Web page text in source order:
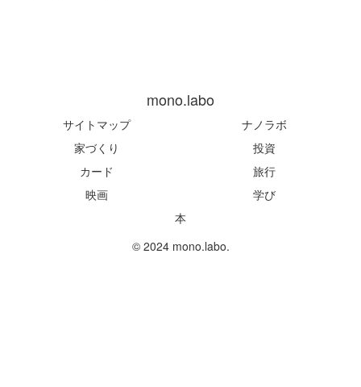
mono.labo
サイトマップ
ナノラボ
家づくり
投資
カード
旅行
映画
学び
本
© 2024 mono.labo.